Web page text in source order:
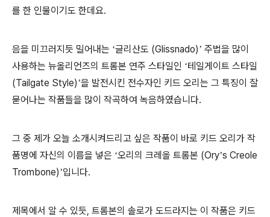
를 한 인물이기도 한데요.
음을 미끄러지듯 밀어내는 ‘글리산도 (Glissnado)’ 주법을 많이
사용하는 뉴올리언즈의 트롬본 연주 스타일인 ‘테일게이트 스타일
(Tailgate Style)’을 발전시킨 전수자인 키드 오리는 그 특징이 잘
묻어나는 작품들을 많이 작곡하여 녹음하였습니다.
그 중 제가 오늘 소개시켜드리고 싶은 작품이 바로 키드 오리가 작
품명에 자신의 이름을 넣은 ‘오리의 크레올 트롬본 (Ory’s Creole
Trombone)’입니다.
제목에서 알 수 있듯, 트롬본의 솔로가 도드라지는 이 작품은 키드